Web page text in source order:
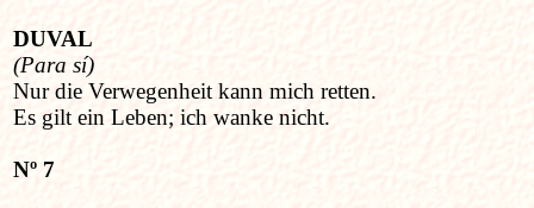
DUVAL
(Para sí)
Nur die Verwegenheit kann mich retten.
Es gilt ein Leben; ich wanke nicht.
Nº 7